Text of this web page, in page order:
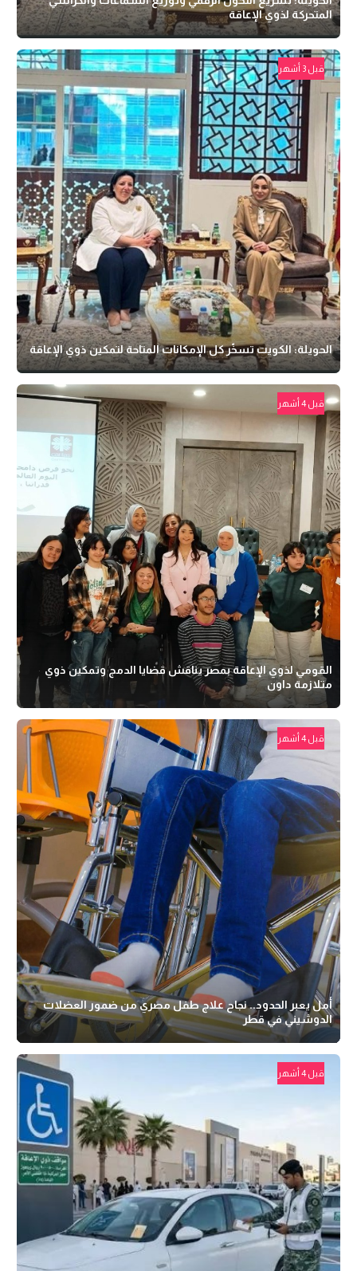
المتحركة لذوي الإعاقة
قبل 3 أشهر
الحويلة: الكويت تسخّر كل الإمكانات المتاحة لتمكين ذوي الإعاقة
قبل 4 أشهر
القومي لذوي الإعاقة بمصر يناقش قضايا الدمج وتمكين ذوي
متلازمة داون
قبل 4 أشهر
أمل يعبر الحدود.. نجاح علاج طفل مصري من ضمور العضلات
الدوشيني في قطر
قبل 4 أشهر